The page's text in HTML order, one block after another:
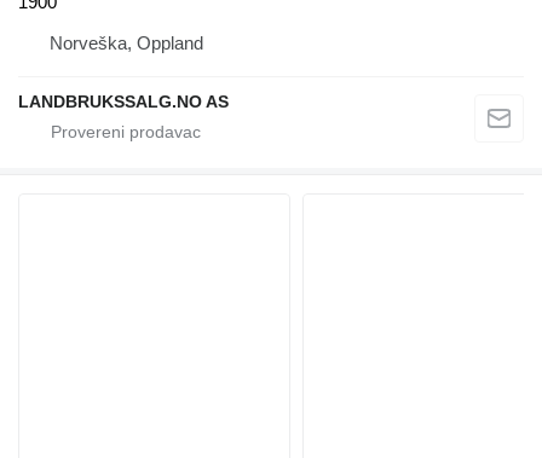
Norveška, Oppland
LANDBRUKSSALG.NO AS